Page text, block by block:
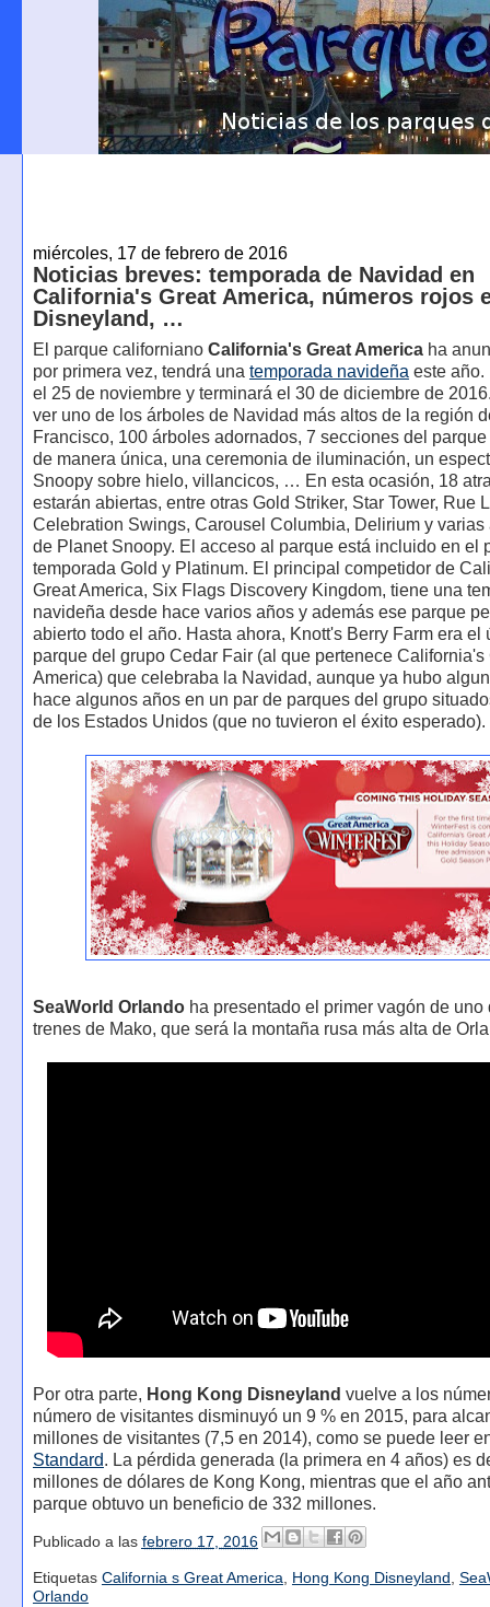
miércoles, 17 de febrero de 2016
Noticias breves: temporada de Navidad en
California's Great America, números rojos
Disneyland, …
El parque californiano California's Great Americaha
por primera vez, tendrá una temporada navideña este año.
el 25 de noviembre y terminará el 30 de diciembre de
ver uno de los árboles de Navidad más altos de la región
Francisco, 100 árboles adornados, 7 secciones del
de manera única, una ceremonia de iluminación, un
Snoopy sobre hielo, villancicos, … En esta ocasión, 18
estarán abiertas, entre otras Gold Striker, Star Tower, Rue
Celebration Swings, Carousel Columbia, Delirium y varias
de Planet Snoopy. El acceso al parque está incluido en el
temporada Gold y Platinum. El principal competidor de
Great America, Six Flags Discovery Kingdom, tiene una
navideña desde hace varios años y además ese parque
abierto todo el año. Hasta ahora, Knott's Berry Farm era el
parque del grupo Cedar Fair (al que pertenece California's
America) que celebraba la Navidad, aunque ya hubo
hace algunos años en un par de parques del grupo
de los Estados Unidos (que no tuvieron el éxito esperado).
SeaWorld Orlandoha presentado el primer vagón de uno
trenes de Mako, que será la montaña rusa más alta de
Por otra parte, Hong Kong Disneyland vuelve a los
número de visitantes disminuyó un 9 % en 2015, para
millones de visitantes (7,5 en 2014), como se puede leer
Standard. La pérdida generada (la primera en 4 años) es
millones de dólares de Kong Kong, mientras que el año
parque obtuvo un beneficio de 332 millones.
Publicado a las febrero 17, 2016
Etiquetas California s Great America, Hong Kong Disneyland ,
Orlando